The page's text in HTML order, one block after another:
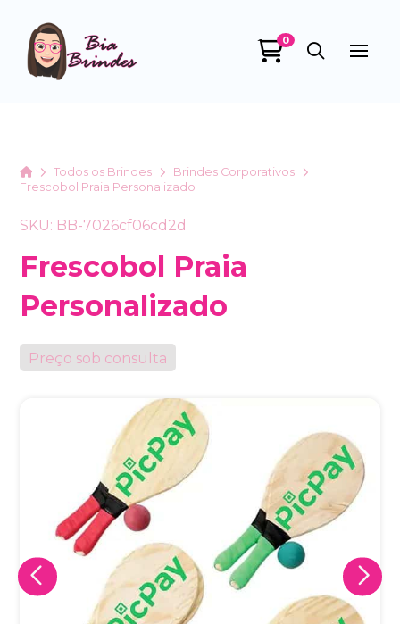
0
HomeTodos os Brindes
Brindes Corporativos
Frescobol Praia Personalizado
SKU: BB-7026cf06cd2d
Frescobol Praia
Personalizado
Preço sob consulta
Eu concordo em receber comunicações.
A nossa empresa está comprometida a proteger e respeitar
sua privacidade, utilizaremos seus dados apenas para fins
de marketing. Você pode alterar suas preferências a
qualquer momento.
Iniciar conversa